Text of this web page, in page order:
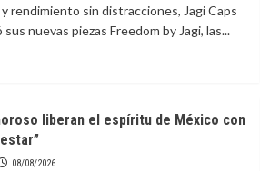
rendimiento sin distracciones, Jagi Caps
nuevas piezas Freedom by Jagi, las...
liberan el espíritu de México con
08/08/2026